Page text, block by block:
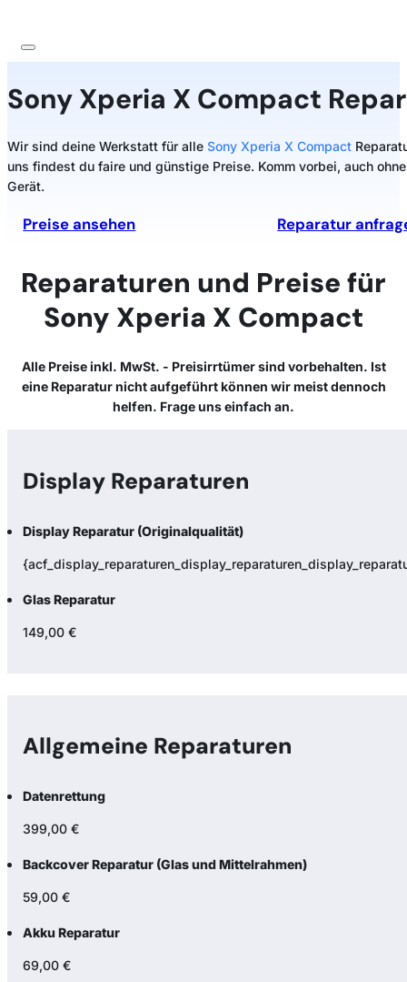
Sony Xperia X Compact
Wir sind deine Werkstatt für alle Sony Xperia X Compact
uns findest du faire und günstige Preise. Komm vorbei, auch
Gerät.
Preise ansehen Reparatur
Reparaturen und Preise für
Sony Xperia X Compact
Alle Preise inkl. MwSt. - Preisirrtümer sind vorbehalten. Ist
eine Reparatur nicht aufgeführt können wir meist dennoch
helfen. Frage uns einfach an.
Display Reparaturen
Display Reparatur (Originalqualität)
Glas Reparatur
149,00 €
Allgemeine Reparaturen
Datenrettung
399,00 €
Backcover Reparatur (Glas und Mittelrahmen)
59,00 €
Akku Reparatur
69,00 €